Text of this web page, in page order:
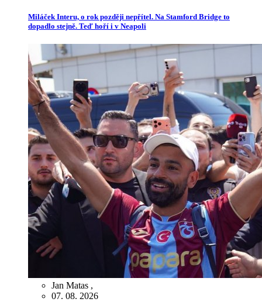
Miláček Interu, o rok později nepřítel. Na Stamford Bridge to
dopadlo stejně. Teď hoří i v Neapoli
Jan Matas ,
07. 08. 2026